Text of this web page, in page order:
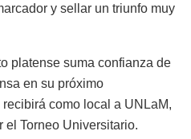
y sellar un triunfo muy
platense suma confianza de
en su próximo
como local a UNLaM,
el Torneo Universitario.